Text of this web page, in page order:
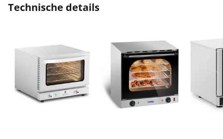
Technische details